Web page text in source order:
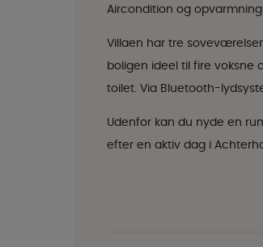
Aircondition og
Villaen har tre
boligen ideel til fire
toilet. Via Bluetooth-
Udenfor kan du nyde en
efter en aktiv dag i